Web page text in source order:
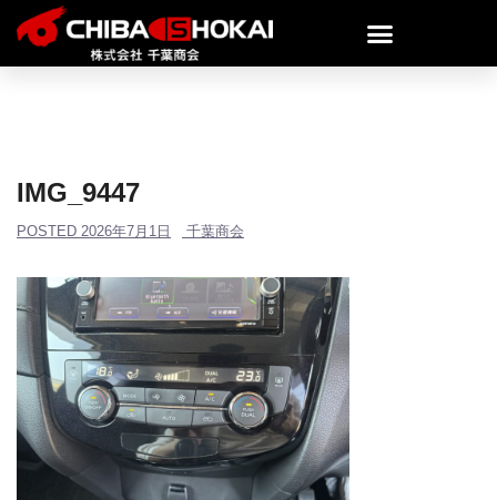
IMG_9447
POSTED 2026年7月1日 千葉商会